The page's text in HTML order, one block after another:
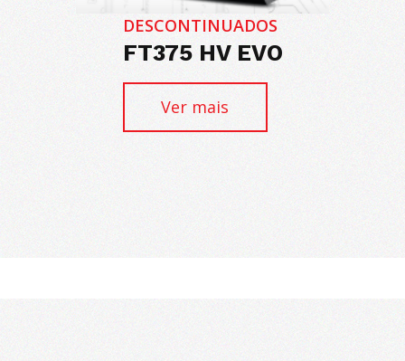
DESCONTINUADOS
FT375 HV EVO
Ver mais